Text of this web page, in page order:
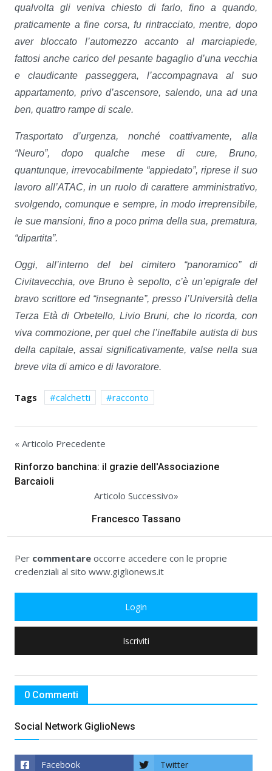
qualvolta gli veniva chiesto di farlo, fino a quando,
praticamente a fine corsa, fu rintracciato, mentre, dopo
aver bloccato l’automezzo accanto al marciapiede,
fattosi anche carico del pesante bagaglio d’una vecchia
e claudicante passeggera, l’accompagnava al suo
appartamento, privo d’ascensore, salendo, una ad una
ben, quattro rampe di scale.
Trasportato d’urgenza, nonché coattivamente, alla
“Neuro”, dopo qualche mese di cure, Bruno,
quantunque, irrevocabilmente “appiedato”, riprese il suo
lavoro all’ATAC, in un ruolo di carattere amministrativo,
svolgendo, comunque e sempre, in modo irreprensibile,
le sue mansioni, fino a poco prima della sua, prematura,
“dipartita”.
Oggi, all’interno del bel cimitero “panoramico” di
Civitavecchia, ove Bruno è sepolto, c’è un’epigrafe del
bravo scrittore ed “insegnante”, presso l’Università della
Terza Età di Orbetello, Livio Bruni, che lo ricorda, con
viva commozione, per quel che l’ineffabile autista di bus
della capitale, assai significativamente, valse nella sua
breve vita di amico e di lavoratore.
Tags calchetti racconto
« Articolo Precedente
Rinforzo banchina: il grazie dell'Associazione
Barcaioli
Articolo Successivo»
Francesco Tassano
Per commentare occorre accedere con le proprie
credenziali al sito www.giglionews.it
Login
Iscriviti
0 Commenti
Social Network GiglioNews
Facebook Twitter